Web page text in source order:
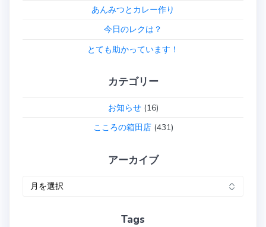
あんみつとカレー作り
今日のレクは？
とても助かっています！
カテゴリー
お知らせ(16)
こころの箱田店(431)
アーカイブ
イ
Tags